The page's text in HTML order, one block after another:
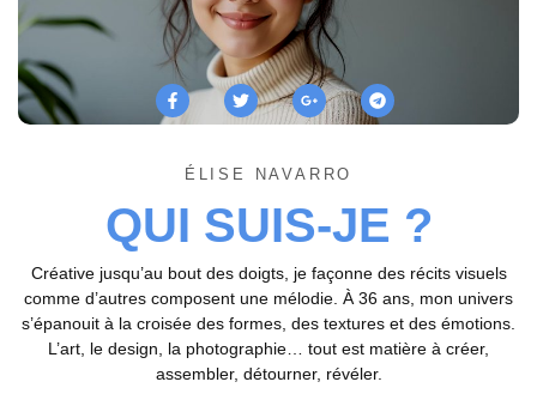
ÉLISE NAVARRO
QUI SUIS-JE ?
Créative jusqu’au bout des doigts, je façonne des récits visuels
comme d’autres composent une mélodie. À 36 ans, mon univers
s’épanouit à la croisée des formes, des textures et des émotions.
L’art, le design, la photographie… tout est matière à créer,
assembler, détourner, révéler.